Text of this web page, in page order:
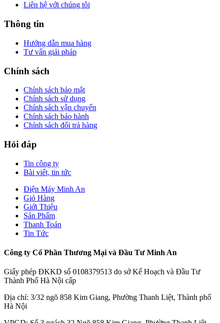
Liên hệ với chúng tôi
Thông tin
Hướng dẫn mua hàng
Tư vấn giải pháp
Chính sách
Chính sách bảo mật
Chính sách sử dụng
Chính sách vận chuyển
Chính sách bảo hành
Chính sách đổi trả hàng
Hỏi đáp
Tin công ty
Bài viết, tin tức
Điện Máy Minh An
Giỏ Hàng
Giới Thiệu
Sản Phẩm
Thanh Toán
Tin Tức
Công ty Cổ Phần Thương Mại và Đầu Tư Minh An
Giấy phép ĐKKD số 0108379513 do sở Kế Hoạch và Đầu Tư
Thành Phố Hà Nội cấp
Địa chỉ: 3/32 ngõ 858 Kim Giang, Phường Thanh Liệt, Thành phố
Hà Nội